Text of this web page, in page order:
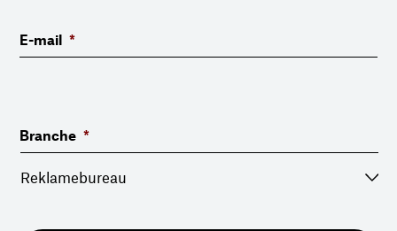
E-mail *
Branche *